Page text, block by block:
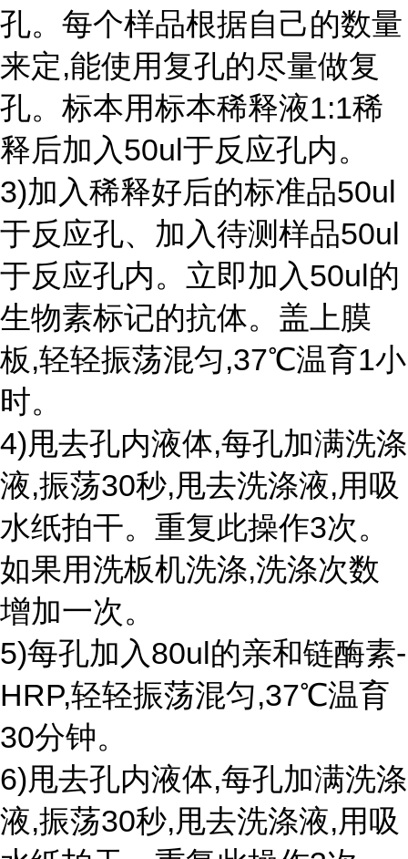
孔。每个样品根据自己的数量
来定,能使用复孔的尽量做复
孔。标本用标本稀释液1:1稀
释后加入50ul于反应孔内。
3)加入稀释好后的标准品50ul
于反应孔、加入待测样品50ul
于反应孔内。立即加入50ul的
生物素标记的抗体。盖上膜
板,轻轻振荡混匀,37℃温育1小
时。
4)甩去孔内液体,每孔加满洗涤
液,振荡30秒,甩去洗涤液,用吸
水纸拍干。重复此操作3次。
如果用洗板机洗涤,洗涤次数
增加一次。
5)每孔加入80ul的亲和链酶素-
HRP,轻轻振荡混匀,37℃温育
30分钟。
6)甩去孔内液体,每孔加满洗涤
液,振荡30秒,甩去洗涤液,用吸